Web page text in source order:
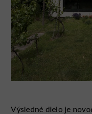
Výsledné dielo je